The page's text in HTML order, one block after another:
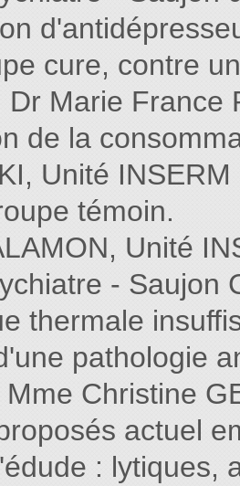
cure, contre
Dr Marie France
de la
Unité
témoin.
Unité
- Saujon
thermale
pathologie
Christine
actuel
: lytiques,